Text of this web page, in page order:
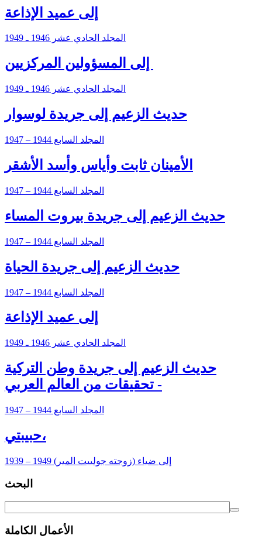
إلى عميد الإذاعة
المجلد الحادي عشر 1946 ـ 1949
‏ إلى المسؤولين المركزيين
المجلد الحادي عشر 1946 ـ 1949
حديث الزعيم إلى جريدة لوسوار
المجلد السابع 1944 – 1947
الأمينان ثابت وأياس وأسد الأشقر
المجلد السابع 1944 – 1947
حديث الزعيم إلى جريدة بيروت المساء
المجلد السابع 1944 – 1947
حديث الزعيم إلى جريدة الحياة
المجلد السابع 1944 – 1947
إلى عميد الإذاعة
المجلد الحادي عشر 1946 ـ 1949
حديث الزعيم إلى جريدة وطن التركية
- تحقيقات من العالم العربي
المجلد السابع 1944 – 1947
حبيبتي،
إلى ضياء (زوجته جولييت المير) 1949 – 1939
البحث
الأعمال الكاملة